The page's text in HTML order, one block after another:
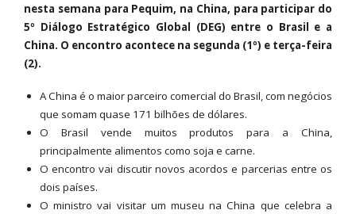
nesta semana para Pequim, na China, para participar do
5º Diálogo Estratégico Global (DEG) entre o Brasil e a
China. O encontro acontece na segunda (1º) e terça-feira
(2).
A China é o maior parceiro comercial do Brasil, com negócios
que somam quase 171 bilhões de dólares.
O Brasil vende muitos produtos para a China,
principalmente alimentos como soja e carne.
O encontro vai discutir novos acordos e parcerias entre os
dois países.
O ministro vai visitar um museu na China que celebra a